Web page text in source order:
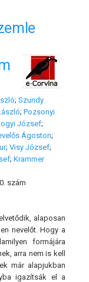
; Szundy
; Pozsonyi
József;
Ágoston;
; Visy József;
; Krammer
szám
alaposan
nevelőt. Hogy a
formájára
arra nem is kell
már alapjukban
igazítsák el a